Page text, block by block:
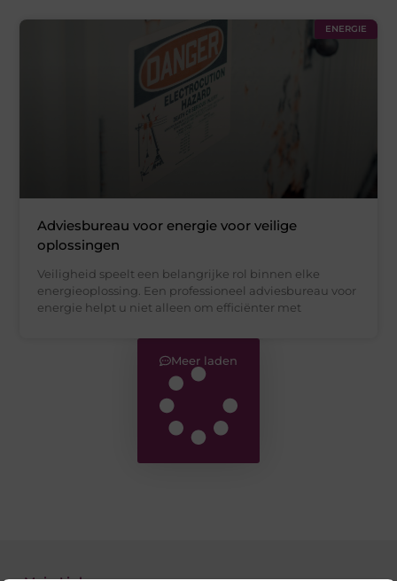
ENERGIE
Adviesbureau voor energie voor veilige
oplossingen
Veiligheid speelt een belangrijke rol binnen elke
energieoplossing. Een professioneel adviesbureau voor
energie helpt u niet alleen om efficiënter met
Meer laden